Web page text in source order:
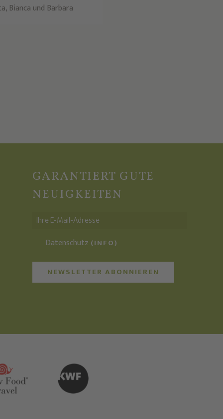
Bianca und Barbara
GARANTIERT GUTE
NEUIGKEITEN
Datenschutz (INFO)
NEWSLETTER ABONNIEREN